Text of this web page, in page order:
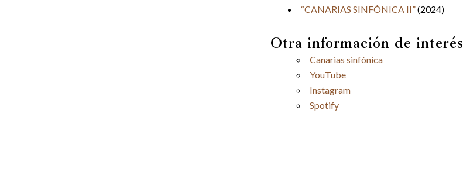
“CANARIAS SINFÓNICA II”(2024)
Otra información de interés
Canarias sinfónica
YouTube
Instagram
Spotify